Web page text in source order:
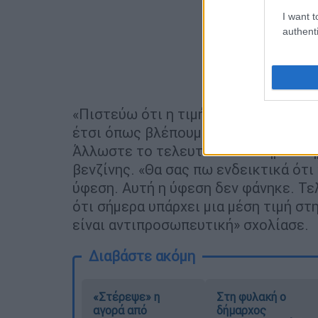
I want
«Πιστεύω ότι η τιμή της
έτσι όπως βλέπουμε τις
Άλλωστε το τελευταίο διάστημα
βενζίνης. «Θα σας πω ενδεικτικά
ύφεση. Αυτή η ύφεση δεν φάνηκε.
ότι σήμερα υπάρχει μια μέση τιμή
είναι αντιπροσωπευτική» σχολίασε.
Διαβάστε ακόμη
«Στέρεψε» η
αγορά από
Στη φυλακή ο
δήμαρχος